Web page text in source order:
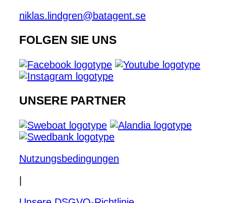
niklas.lindgren@batagent.se
FOLGEN SIE UNS
UNSERE PARTNER
Nutzungsbedingungen
|